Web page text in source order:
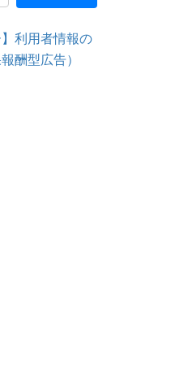
】利用者情報の
酬型広告）